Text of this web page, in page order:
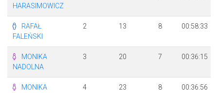
HARASIMOWICZ
RAFAŁ
FALEŃSKI
2 13 8 00:58:33
MONIKA
NADOLNA
3 20 7 00:36:15
MONIKA
4 23 8 00:36:56